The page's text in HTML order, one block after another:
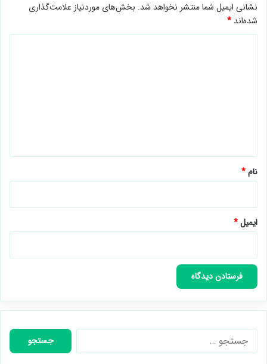
نشانی ایمیل شما منتشر نخواهد شد. بخش‌های موردنیاز علامت‌گذاری
شده‌اند *
نام*
ایمیل*
جستجو
برای: